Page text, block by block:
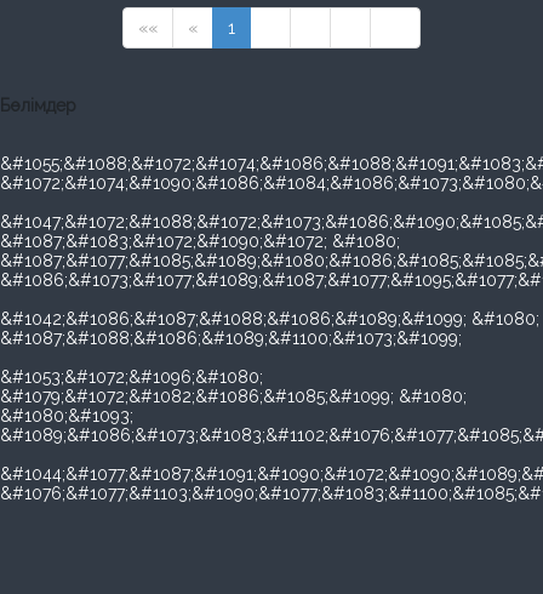
«« « 1
Бөлімдер
&#1087;&#1083;&#1072;&#1090;&#1072; &#1080;
&#1042;&#1086;&#1087;&#1088;&#1086;&#1089;&#1099; &#1080;
&#1087;&#1088;&#1086;&#1089;&#1100;&#1073;&#1099;
&#1053;&#1072;&#1096;&#1080;
&#1079;&#1072;&#1082;&#1086;&#1085;&#1099; &#1080;
&#1080;&#1093;